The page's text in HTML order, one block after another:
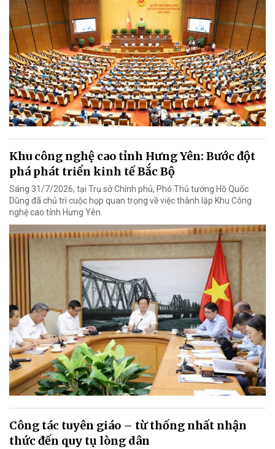
Khu công nghệ cao tỉnh Hưng Yên: Bước đột
phá phát triển kinh tế Bắc Bộ
Sáng 31/7/2026, tại Trụ sở Chính phủ, Phó Thủ tướng Hồ Quốc
Dũng đã chủ trì cuộc họp quan trọng về việc thành lập Khu Công
nghệ cao tỉnh Hưng Yên.
Công tác tuyên giáo – từ thống nhất nhận
thức đến quy tụ lòng dân